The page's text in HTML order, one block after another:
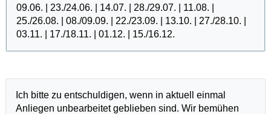
09.06. | 23./24.06. | 14.07. | 28./29.07. | 11.08. |
25./26.08. | 08./09.09. | 22./23.09. | 13.10. | 27./28.10. |
03.11. | 17./18.11. | 01.12. | 15./16.12.
Ich bitte zu entschuldigen, wenn in aktuell einmal
Anliegen unbearbeitet geblieben sind. Wir bemühen